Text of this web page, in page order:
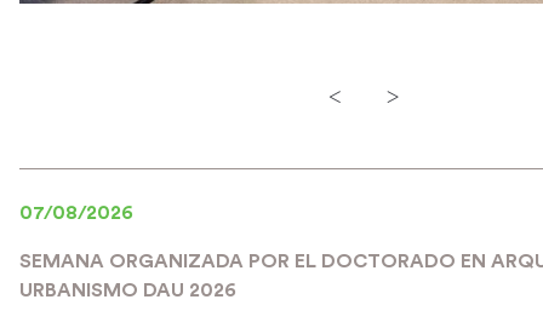
< >
07/08/2026
SEMANA ORGANIZADA POR EL DOCTORADO EN
URBANISMO DAU 2026